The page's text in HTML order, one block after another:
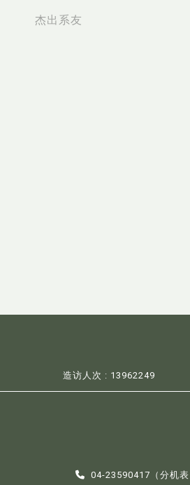
杰出系友
造访人次 : 13962249
04-23590417（分机表